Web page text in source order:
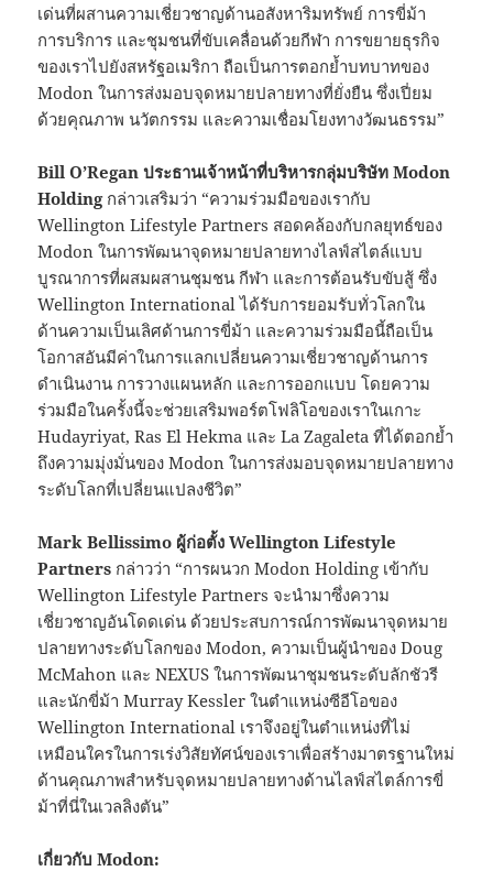
เด่นที่ผสานความเชี่ยวชาญด้านอสังหาริมทรัพย์ การขี่ม้า
การบริการ และชุมชนที่ขับเคลื่อนด้วยกีฬา การขยายธุรกิจ
ของเราไปยังสหรัฐอเมริกา ถือเป็นการตอกย้ำบทบาทของ
Modon ในการส่งมอบจุดหมายปลายทางที่ยั่งยืน ซึ่งเปี่ยม
ด้วยคุณภาพ นวัตกรรม และความเชื่อมโยงทางวัฒนธรรม”
Bill O’Reganประธานเจ้าหน้าที่บริหารกลุ่มบริษัท Modon
Holdingกล่าวเสริมว่า “ความร่วมมือของเรากับ
Wellington Lifestyle Partners สอดคล้องกับกลยุทธ์ของ
Modon ในการพัฒนาจุดหมายปลายทางไลฟ์สไตล์แบบ
บูรณาการที่ผสมผสานชุมชน กีฬา และการต้อนรับขับสู้ ซึ่ง
Wellington International ได้รับการยอมรับทั่วโลกใน
ด้านความเป็นเลิศด้านการขี่ม้า และความร่วมมือนี้ถือเป็น
โอกาสอันมีค่าในการแลกเปลี่ยนความเชี่ยวชาญด้านการ
ดำเนินงาน การวางแผนหลัก และการออกแบบ โดยความ
ร่วมมือในครั้งนี้จะช่วยเสริมพอร์ตโฟลิโอของเราในเกาะ
Hudayriyat, Ras El Hekma และ La Zagaleta ที่ได้ตอกย้ำ
ถึงความมุ่งมั่นของ Modon ในการส่งมอบจุดหมายปลายทาง
ระดับโลกที่เปลี่ยนแปลงชีวิต”
Mark Bellissimo ผู้ก่อตั้ง Wellington Lifestyle
Partners กล่าวว่า “การผนวก Modon Holding เข้ากับ
Wellington Lifestyle Partners จะนำมาซึ่งความ
เชี่ยวชาญอันโดดเด่น ด้วยประสบการณ์การพัฒนาจุดหมาย
ปลายทางระดับโลกของ Modon, ความเป็นผู้นำของ Doug
McMahon และ NEXUS ในการพัฒนาชุมชนระดับลักชัวรี
และนักขี่ม้า Murray Kessler ในตำแหน่งซีอีโอของ
Wellington International เราจึงอยู่ในตำแหน่งที่ไม่
เหมือนใครในการเร่งวิสัยทัศน์ของเราเพื่อสร้างมาตรฐานใหม่
ด้านคุณภาพสำหรับจุดหมายปลายทางด้านไลฟ์สไตล์การขี่
ม้าที่นี่ในเวลลิงตัน”
เกี่ยวกับ Modon: